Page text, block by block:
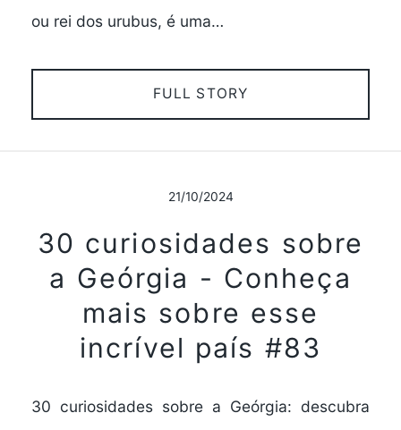
ou rei dos urubus, é uma…
FULL STORY
21/10/2024
30 curiosidades sobre
a Geórgia - Conheça
mais sobre esse
incrível país #83
30 curiosidades sobre a Geórgia: descubra